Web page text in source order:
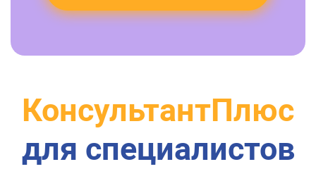
КонсультантПлюс
для специалистов